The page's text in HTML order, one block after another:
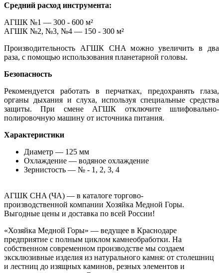
Средний расход инструмента:
АГШК №1 — 300 - 600 м²
АГШК №2, №3, №4 — 150 - 300 м²
Производительность АГШК CHA можно увеличить в два
раза, с помощью использования планетарной головы.
Безопасность
Рекомендуется работать в перчатках, предохранять глаза,
органы дыхания и слуха, используя специальные средства
защиты. При смене АГШК отключите шлифовально-
полировочную машину от источника питания.
Характеристики
Диаметр — 125 мм
Охлаждение — водяное охлаждение
Зернистость — № - 1, 2, 3, 4
АГШК CHA (ЧА) — в каталоге торгово-
производственной компании Хозяйка Медной Горы.
Выгодные цены и доставка по всей России!
«Хозяйка Медной Горы» — ведущее в Краснодаре
предприятие с полным циклом камнеобработки. На
собственном современном производстве мы создаем
эксклюзивные изделия из натурального камня: от столешниц
и лестниц до изящных каминов, резных элементов и